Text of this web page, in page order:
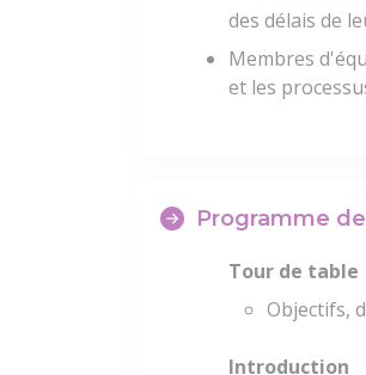
des délais de
Membres
et les
Programme
Tour de table
Objectifs,
Introduction